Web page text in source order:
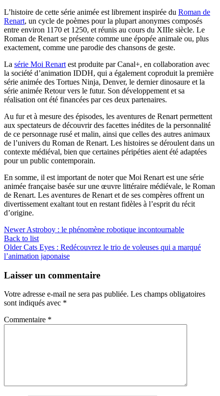
L’histoire de cette série animée est librement inspirée du Roman de
Renart, un cycle de poèmes pour la plupart anonymes composés
entre environ 1170 et 1250, et réunis au cours du XIIIe siècle. Le
Roman de Renart se présente comme une épopée animale ou, plus
exactement, comme une parodie des chansons de geste.
La série Moi Renart est produite par Canal+, en collaboration avec
la société d’animation IDDH, qui a également coproduit la première
série animée des Tortues Ninja, Denver, le dernier dinosaure et la
série animée Retour vers le futur. Son développement et sa
réalisation ont été financées par ces deux partenaires.
Au fur et à mesure des épisodes, les aventures de Renart permettent
aux spectateurs de découvrir des facettes inédites de la personnalité
de ce personnage rusé et malin, ainsi que celles des autres animaux
de l’univers du Roman de Renart. Les histoires se déroulent dans un
contexte médiéval, bien que certaines péripéties aient été adaptées
pour un public contemporain.
En somme, il est important de noter que Moi Renart est une série
animée française basée sur une œuvre littéraire médiévale, le Roman
de Renart. Les aventures de Renart et de ses compères offrent un
divertissement exaltant tout en restant fidèles à l’esprit du récit
d’origine.
Newer Astroboy : le phénomène robotique incontournable
Back to list
Older Cats Eyes : Redécouvrez le trio de voleuses qui a marqué
l’animation japonaise
Laisser un commentaire
Votre adresse e-mail ne sera pas publiée. Les champs obligatoires
sont indiqués avec *
Commentaire *